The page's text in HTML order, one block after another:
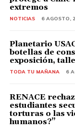
extremos
NOTICIAS 6 AGOSTO,
Planetario
botellas de
exposición,
TODA TU MAÑANA 6
RENACE
estudiantes
torturas o las
humanos?”